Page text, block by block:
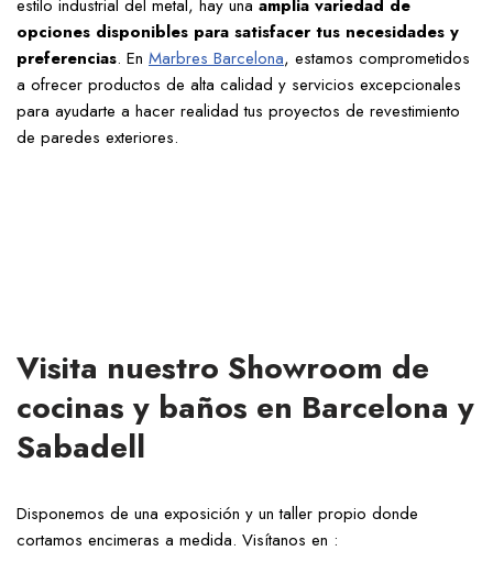
estilo industrial del metal, hay una amplia variedad de
opciones disponibles para satisfacer tus necesidades y
preferencias. En Marbres Barcelona, estamos comprometidos
a ofrecer productos de alta calidad y servicios excepcionales
para ayudarte a hacer realidad tus proyectos de revestimiento
de paredes exteriores.
Visita nuestro Showroom de
cocinas y baños en Barcelona y
Sabadell
Disponemos de una exposición y un taller propio donde
cortamos encimeras a medida. Visítanos en :